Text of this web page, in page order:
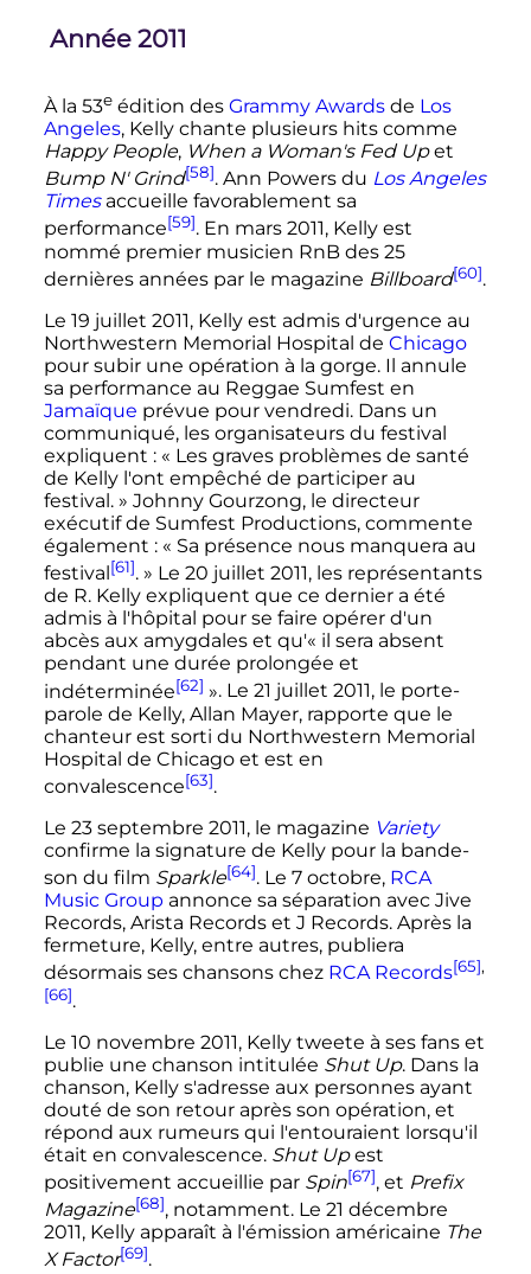
Année 2011
À la 53e édition des Grammy Awardsde Los
Angeles, Kelly chante plusieurs hits comme
Happy People, When a Woman's Fed Upet
Bump N' Grind[58]. Ann Powers du Los Angeles
Timesaccueille favorablement sa
performance[59]. En mars 2011, Kelly est
nommé premier musicien RnB des 25
dernières années par le magazine Billboard[60].
Le 19 juillet 2011, Kelly est admis d'urgence au
Northwestern Memorial Hospital de Chicago
pour subir une opération à la gorge. Il annule
sa performance au Reggae Sumfest en
Jamaïque prévue pour vendredi. Dans un
communiqué, les organisateurs du festival
expliquent : « Les graves problèmes de santé
de Kelly l'ont empêché de participer au
festival. » Johnny Gourzong, le directeur
exécutif de Sumfest Productions, commente
également : « Sa présence nous manquera au
festival [61]. » Le 20 juillet 2011, les représentants
de R. Kelly expliquent que ce dernier a été
admis à l'hôpital pour se faire opérer d'un
abcès aux amygdales et qu'« il sera absent
pendant une durée prolongée et
indéterminée[62] ». Le 21 juillet 2011, le porte-
parole de Kelly, Allan Mayer, rapporte que le
chanteur est sorti du Northwestern Memorial
Hospital de Chicago et est en
convalescence[63].
Le 23 septembre 2011, le magazine Variety
confirme la signature de Kelly pour la bande-
son du film Sparkle[64]. Le 7 octobre, RCA
Music Group annonce sa séparation avec Jive
Records, Arista Records et J Records. Après la
fermeture, Kelly, entre autres, publiera
désormais ses chansons chez RCA Records[65],
[66].
Le 10 novembre 2011, Kelly tweete à ses fans et
publie une chanson intitulée Shut Up. Dans la
chanson, Kelly s'adresse aux personnes ayant
douté de son retour après son opération, et
répond aux rumeurs qui l'entouraient lorsqu'il
était en convalescence. Shut Upest
positivement accueillie par Spin[67], et Prefix
Magazine[68], notamment. Le 21 décembre
2011, Kelly apparaît à l'émission américaine The
X Factor[69].